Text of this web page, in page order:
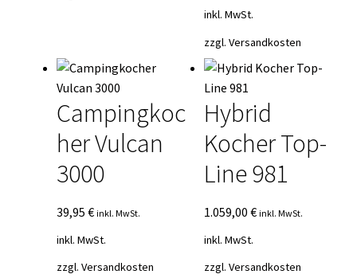
inkl. MwSt.
zzgl.Versandkosten
Campingkoc
her Vulcan
3000
39,95 € inkl. MwSt.
inkl. MwSt.
zzgl. Versandkosten
Hybrid
Kocher Top-
Line 981
1.059,00€ inkl. MwSt.
inkl. MwSt.
zzgl.Versandkosten